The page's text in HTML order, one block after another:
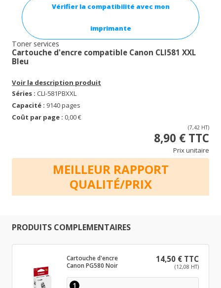
Vérifier la compatibilité avec mon
imprimante
Toner services
Cartouche d'encre compatible Canon CLI581 XXL
Bleu
Voir la description produit
Séries : CLI-581PBXXL
Capacité : 9140 pages
Coût par page : 0,00 €
(7,42 HT)
8,90 € TTC
Prix unitaire
MEILLEUR RAPPORT
QUALITÉ/PRIX
PRODUITS COMPLEMENTAIRES
Cartouche d'encre
Canon PG580 Noir
14,50 € TTC
(12,08 HT)
1